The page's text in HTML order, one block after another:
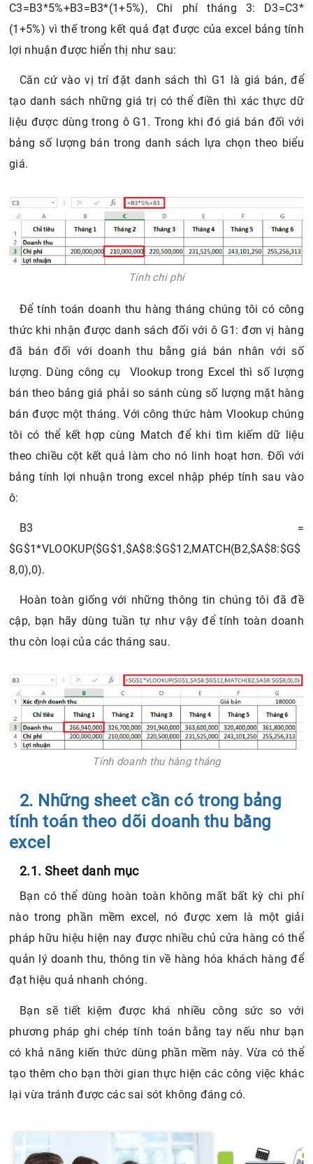
C3=B3*5%+B3=B3*(1+5%), Chi phí tháng 3: D3=C3*
(1+5%) vì thế trong kết quả đạt được của excel bảng tính
lợi nhuận được hiển thị như sau:
Căn cứ vào vị trí đặt danh sách thì G1 là giá bán, để
tạo danh sách những giá trị có thể điền thì xác thực dữ
liệu được dùng trong ô G1. Trong khi đó giá bán đối với
bảng số lượng bán trong danh sách lựa chọn theo biểu
giá.
Tính chi phí
Để tính toán doanh thu hàng tháng chúng tôi có công
thức khi nhận được danh sách đối với ô G1: đơn vị hàng
đã bán đối với doanh thu bằng giá bán nhân với số
lượng. Dùng công cụ Vlookup trong Excel thì số lượng
bán theo bảng giá phải so sánh cùng số lượng mặt hàng
bán được một tháng. Với công thức hàm Vlookup chúng
tôi có thể kết hợp cùng Match để khi tìm kiếm dữ liệu
theo chiều cột kết quả làm cho nó linh hoạt hơn. Đối với
bảng tính lợi nhuận trong excel nhập phép tính sau vào
ô:
B3 =
$G$1*VLOOKUP($G$1,$A$8:$G$12,MATCH(B2,$A$8:$G$
8,0),0).
Hoàn toàn giống với những thông tin chúng tôi đã đề
cập, bạn hãy dùng tuần tự như vậy để tính toàn doanh
thu còn loại của các tháng sau.
Tính doanh thu hàng tháng
2. Những sheet cần có trong bảng
tính toán theo dõi doanh thu bằng
excel
2.1. Sheet danh mục
Bạn có thể dùng hoàn toàn không mất bất kỳ chi phí
nào trong phần mềm excel, nó được xem là một giải
pháp hữu hiệu hiện nay được nhiều chủ cửa hàng có thể
quản lý doanh thu, thông tin về hàng hóa khách hàng để
đạt hiệu quả nhanh chóng.
Bạn sẽ tiết kiệm được khá nhiều công sức so với
phương pháp ghi chép tính toán bằng tay nếu như bạn
có khả năng kiến thức dùng phần mềm này. Vừa có thể
tạo thêm cho bạn thời gian thực hiện các công việc khác
lại vừa tránh được các sai sót không đáng có.